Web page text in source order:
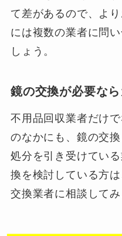
て差があるので、よ
には複数の業者に問
しょう。
鏡の交換が必要な
不用品回収業者だけ
のなかにも、鏡の交
処分を引き受けてい
換を検討している方
交換業者に相談してみ